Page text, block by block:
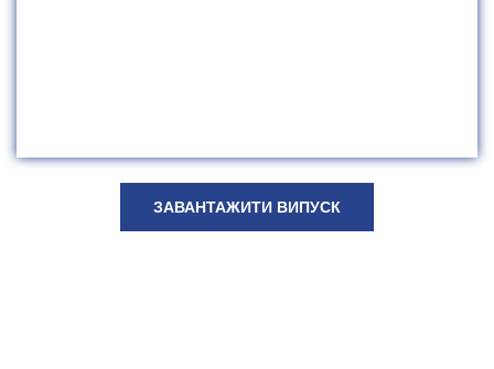
ЗАВАНТАЖИТИ ВИПУСК